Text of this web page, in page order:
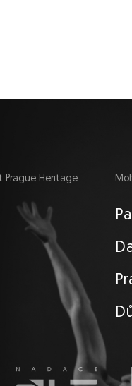
Prague Heritage